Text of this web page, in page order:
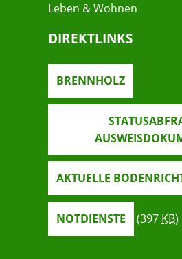
Leben & Wohnen
DIREKTLINKS
BRENNHOLZ
AKTUELLE
NOTDIENSTE (397 KB)